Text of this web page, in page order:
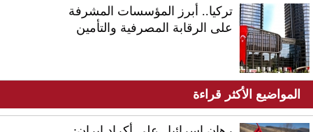
تركيا.. أبرز المؤسسات المشرفة
على الرقابة المصرفية والتأمين
المواضيع الأكثر قراءة